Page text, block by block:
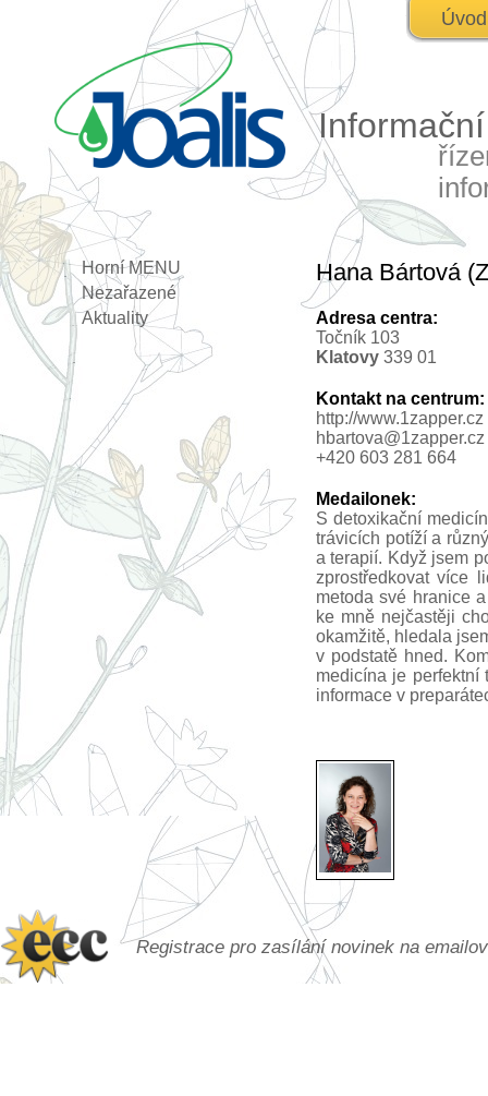
Úvod
Horní MENU
Nezařazené
Aktuality
Hana Bártová
Adresa centra:
Točník 103
Klatovy 339 01
Kontakt na centrum:
http://www.1zapper.cz
hbartova@1zapper.cz
+420 603 281 664
Medailonek:
S detoxikační
trávicích potíží a
a terapií. Když jsem
zprostředkovat více
metoda své hranice
ke mně nejčastěji
okamžitě, hledala
v podstatě hned.
medicína je
informace v
Registrace pro zasílání novinek na